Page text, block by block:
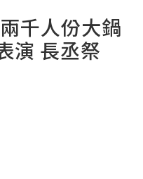
千人份大鍋
演 長丞祭